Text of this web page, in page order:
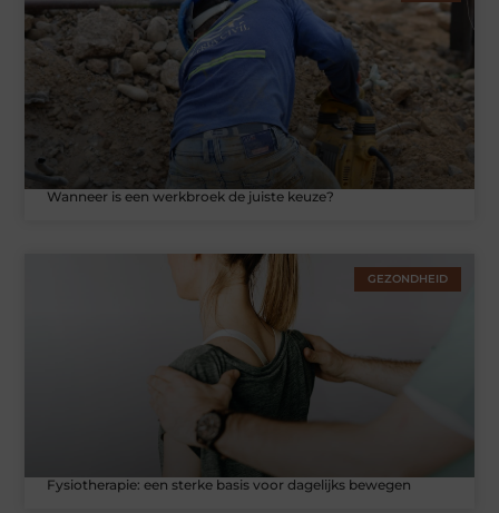
Wanneer is een werkbroek de juiste keuze?
GEZONDHEID
Fysiotherapie: een sterke basis voor dagelijks bewegen